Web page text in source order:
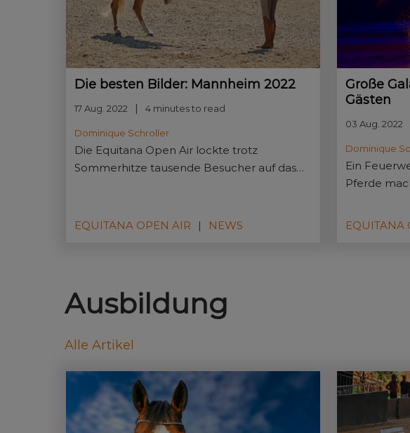
Die besten Bilder: Mannheim 2022
17 Aug. 2022 4 minutes to read
Dominique Schroller
Die Equitana Open Air lockte trotz
Sommerhitze tausende Besucher auf das
und Shopping.
EQUITANA OPEN AIR NEWS
Große
Gästen
03 Aug. 2022
Dominique
Ein
Pferde
zu einem
EQUITANA
Ausbildung
Alle Artikel